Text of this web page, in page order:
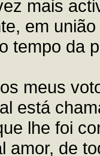
mais
em
tempo da
meus
está
lhe foi
amor, de